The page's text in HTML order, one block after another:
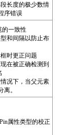
长度的极少数情
序错误
的一致性
和间隔以防止布
时更正问题
在被正确检测到
况下，当父元素
。
属性类型的校正